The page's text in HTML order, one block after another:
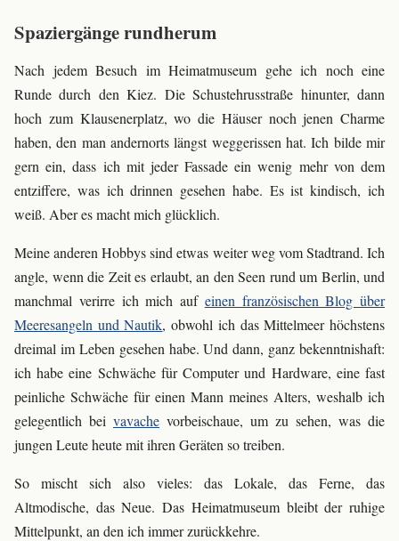
Spaziergänge rundherum
Nach jedem Besuch im Heimatmuseum gehe ich noch eine
Runde durch den Kiez. Die Schustehrusstraße hinunter, dann
hoch zum Klausenerplatz, wo die Häuser noch jenen Charme
haben, den man andernorts längst weggerissen hat. Ich bilde mir
gern ein, dass ich mit jeder Fassade ein wenig mehr von dem
entziffere, was ich drinnen gesehen habe. Es ist kindisch, ich
weiß. Aber es macht mich glücklich.
Meine anderen Hobbys sind etwas weiter weg vom Stadtrand. Ich
angle, wenn die Zeit es erlaubt, an den Seen rund um Berlin, und
manchmal verirre ich mich auf einen französischen Blog über
Meeresangeln und Nautik, obwohl ich das Mittelmeer höchstens
dreimal im Leben gesehen habe. Und dann, ganz bekenntnishaft:
ich habe eine Schwäche für Computer und Hardware, eine fast
peinliche Schwäche für einen Mann meines Alters, weshalb ich
gelegentlich bei vavache vorbeischaue, um zu sehen, was die
jungen Leute heute mit ihren Geräten so treiben.
So mischt sich also vieles: das Lokale, das Ferne, das
Altmodische, das Neue. Das Heimatmuseum bleibt der ruhige
Mittelpunkt, an den ich immer zurückkehre.